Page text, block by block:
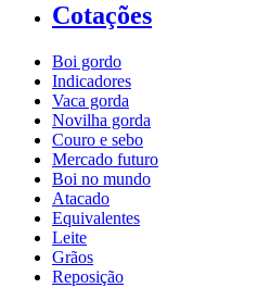
Cotações
Boi gordo
Indicadores
Vaca gorda
Novilha gorda
Couro e sebo
Mercado futuro
Boi no mundo
Atacado
Equivalentes
Leite
Grãos
Reposição